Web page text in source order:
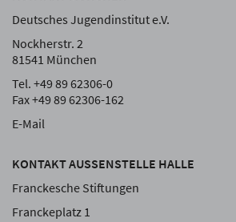
Deutsches Jugendinstitut e.V.
Nockherstr. 2
81541 München
Tel. +49 89 62306-0
Fax +49 89 62306-162
E-Mail
KONTAKT AUSSENSTELLE HALLE
Franckesche Stiftungen
Franckeplatz 1